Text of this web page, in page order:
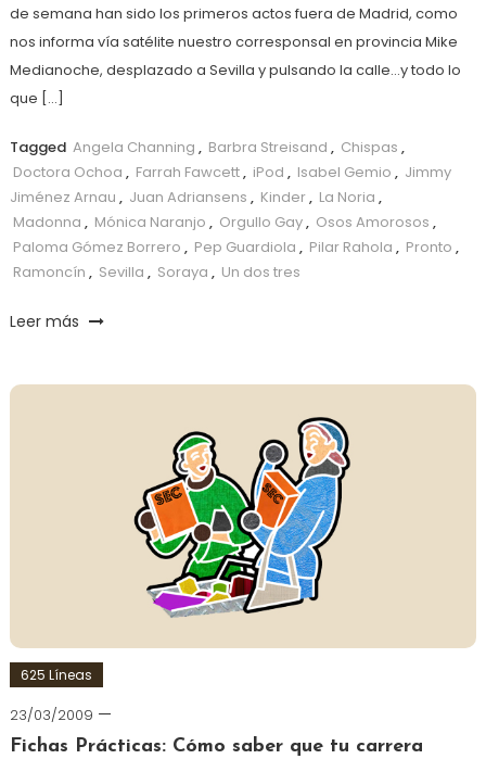
de semana han sido los primeros actos fuera de Madrid, como
nos informa vía satélite nuestro corresponsal en provincia Mike
Medianoche, desplazado a Sevilla y pulsando la calle…y todo lo
que […]
Tagged Angela Channing , Barbra Streisand , Chispas ,
Doctora Ochoa , Farrah Fawcett, iPod , Isabel Gemio , Jimmy
Jiménez Arnau , Juan Adriansens , Kinder, La Noria ,
Madonna , Mónica Naranjo , Orgullo Gay, Osos Amorosos ,
Paloma Gómez Borrero , Pep Guardiola , Pilar Rahola , Pronto ,
Ramoncín , Sevilla , Soraya , Un dos tres
Leer más
625 Líneas
23/03/2009
Fichas Prácticas: Cómo saber que tu carrera